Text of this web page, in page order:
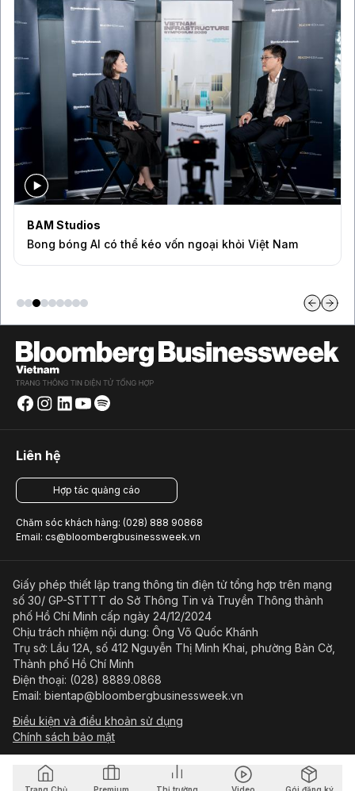
BAM Studios
Bong bóng AI có thể kéo vốn ngoại khỏi Việt Nam
Liên hệ
Hợp tác quảng cáo
Chăm sóc khách hàng: (028) 888 90868
Email: cs@bloombergbusinessweek.vn
Giấy phép thiết lập trang thông tin điện tử tổng hợp trên mạng
số 30/ GP-STTTT do Sở Thông Tin và Truyền Thông thành
phố Hồ Chí Minh cấp ngày 24/12/2024
Chịu trách nhiệm nội dung: Ông Võ Quốc Khánh
Trụ sở: Lầu 12A, số 412 Nguyễn Thị Minh Khai, phường Bàn Cờ,
Thành phố Hồ Chí Minh
Điện thoại: (028) 8889.0868
Email: bientap@bloombergbusinessweek.vn
Điều kiện và điều khoản sử dụng
Chính sách bảo mật
© Copyright 2023-2026 Công ty Cổ phần Beacon Asia Media